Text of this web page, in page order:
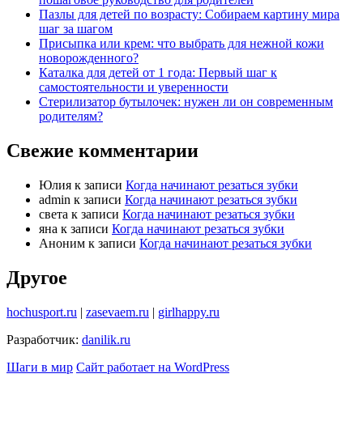
Пазлы для детей по возрасту: Собираем картину мира
шаг за шагом
Присыпка или крем: что выбрать для нежной кожи
новорожденного?
Каталка для детей от 1 года: Первый шаг к
самостоятельности и уверенности
Стерилизатор бутылочек: нужен ли он современным
родителям?
Свежие комментарии
Юлия к записи Когда начинают резаться зубки
admin к записи Когда начинают резаться зубки
света к записи Когда начинают резаться зубки
яна к записи Когда начинают резаться зубки
Аноним к записи Когда начинают резаться зубки
Другое
hochusport.ru | zasevaem.ru | girlhappy.ru
Разработчик: danilik.ru
Шаги в мир Сайт работает на WordPress